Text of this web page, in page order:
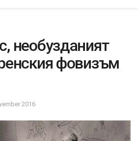
необузданият
фовизъм
2016